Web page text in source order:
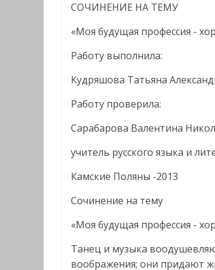
СОЧИНЕНИЕ НА ТЕМУ
«Моя будущая профессия -
Работу выполнила:
Кудряшова Татьяна
Работу проверила:
Сарабарова Валентина
учитель русского языка и
Камские Поляны -2013
Сочинение на тему
«Моя будущая профессия -
Танец и музыка
воображения; они придают